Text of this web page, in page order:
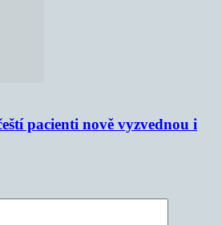
pacienti nově vyzvednou i